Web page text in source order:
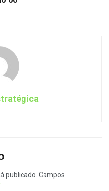
publicado. Campos